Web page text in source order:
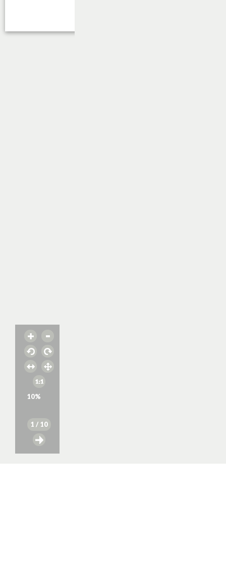
10%
1 / 10